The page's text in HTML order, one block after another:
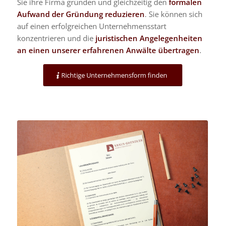
Aufwand der Gründung reduzieren. Sie können sich
auf einen erfolgreichen Unternehmensstart
konzentrieren und die juristischen Angelegenheiten
an einen unserer erfahrenen Anwälte übertragen.
Richtige Unternehmensform finden